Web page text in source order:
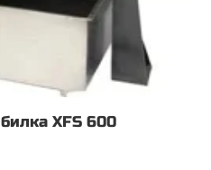
XFS 600